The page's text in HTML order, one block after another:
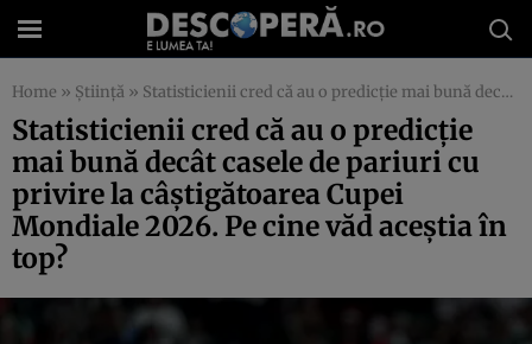
Home » Știință » Statisticienii cred că au o predicție mai bună decât casele de pariuri cu privire la câștigătoarea Cupei Mondiale 2026. Pe cine văd aceștia în top?
Statisticienii cred că au o predicție
mai bună decât casele de pariuri cu
privire la câștigătoarea Cupei
Mondiale 2026. Pe cine văd aceștia în
top?